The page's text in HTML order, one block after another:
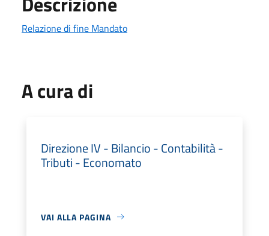
Relazione di fine Mandato
A cura di
Direzione IV - Bilancio - Contabilità -
Tributi - Economato
VAI ALLA PAGINA